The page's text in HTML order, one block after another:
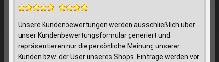
Unsere Kundenbewertungen werden ausschließlich über
unser Kundenbewertungsformular generiert und
repräsentieren nur die persönliche Meinung unserer
Kunden bzw. der User unseres Shops. Einträge werden vor